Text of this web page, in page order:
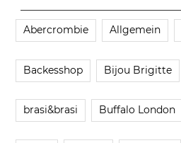
Abercrombie Allgemein
Backesshop Bijou Brigitte
brasi&brasi Buffalo London